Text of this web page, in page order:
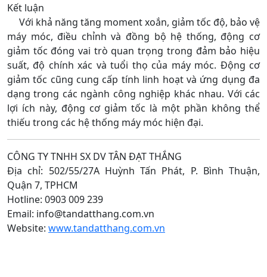
Kết luận
Với khả năng tăng moment xoắn, giảm tốc độ, bảo vệ
máy móc, điều chỉnh và đồng bộ hệ thống, động cơ
giảm tốc đóng vai trò quan trọng trong đảm bảo hiệu
suất, độ chính xác và tuổi thọ của máy móc. Động cơ
giảm tốc cũng cung cấp tính linh hoạt và ứng dụng đa
dạng trong các ngành công nghiệp khác nhau. Với các
lợi ích này, động cơ giảm tốc là một phần không thể
thiếu trong các hệ thống máy móc hiện đại.
CÔNG TY TNHH SX DV TÂN ĐẠT THẮNG
Địa chỉ: 502/55/27A Huỳnh Tấn Phát, P. Bình Thuận,
Quận 7, TPHCM
Hotline: 0903 009 239
Email: info@tandatthang.com.vn
Website: www.tandatthang.com.vn